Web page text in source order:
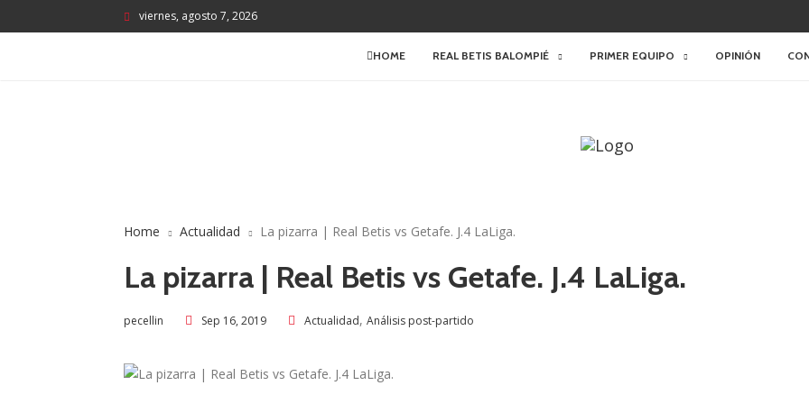
viernes, agosto 7, 2026
HOME REAL BETIS BALOMPIÉ PRIMER EQUIPO OPINIÓN
Home Actualidad La pizarra | Real Betis vs Getafe. J.4 LaLiga.
La pizarra | Real Betis vs Getafe. J.4 LaLiga.
pecellin Sep 16, 2019 Actualidad, Análisis post-partido